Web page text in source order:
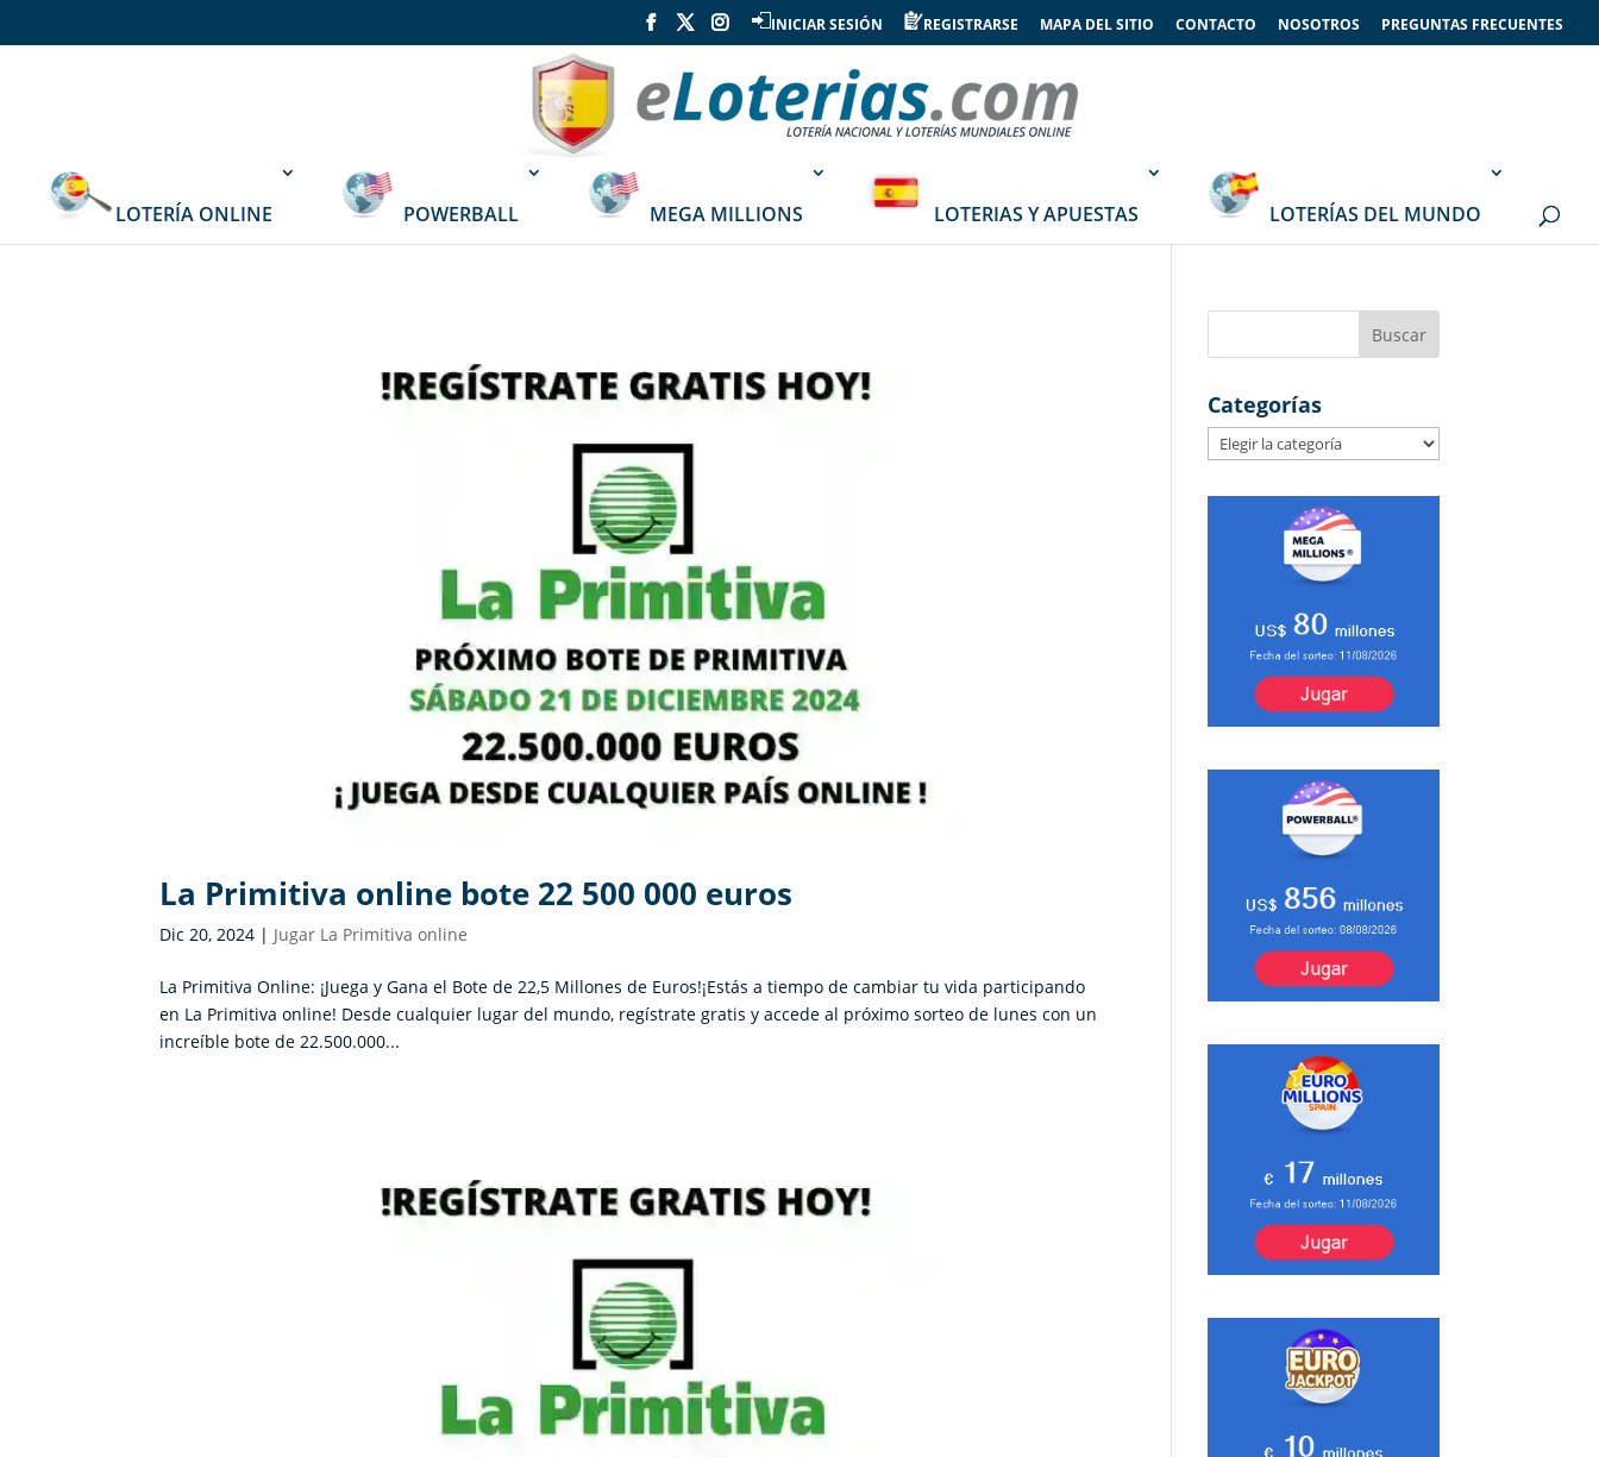
INICIAR SESIÓN REGISTRARSE MAPA DEL SITIO CONTACTO NOSOTROS PREGUNTAS FRECUENTES
LOTERÍA ONLINE POWERBALL MEGA MILLIONS LOTERIAS Y APUESTAS LOTERÍAS DEL MUNDO
La Primitiva online bote 22 500 000 euros
Dic 20, 2024 | Jugar La Primitiva online
La Primitiva Online: ¡Juega y Gana el Bote de 22,5 Millones de Euros!¡Estás a tiempo de cambiar tu vida participando
en La Primitiva online! Desde cualquier lugar del mundo, regístrate gratis y accede al próximo sorteo de lunes con un
increíble bote de 22.500.000...
Categorías
Categorías